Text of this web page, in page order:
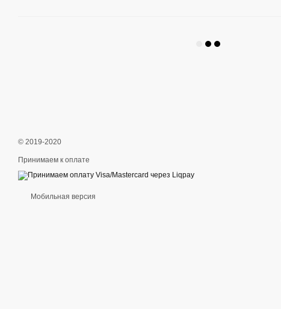
© 2019-2020
Принимаем к оплате
Мобильная версия